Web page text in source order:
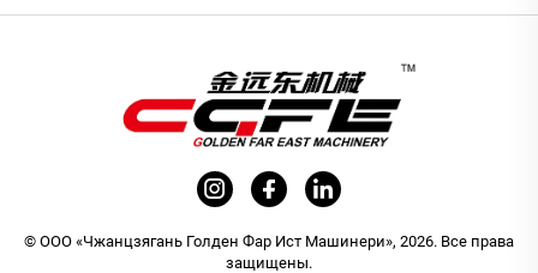
© ООО «Чжанцзягань Голден Фар Ист Машинери», 2026. Все права
защищены.